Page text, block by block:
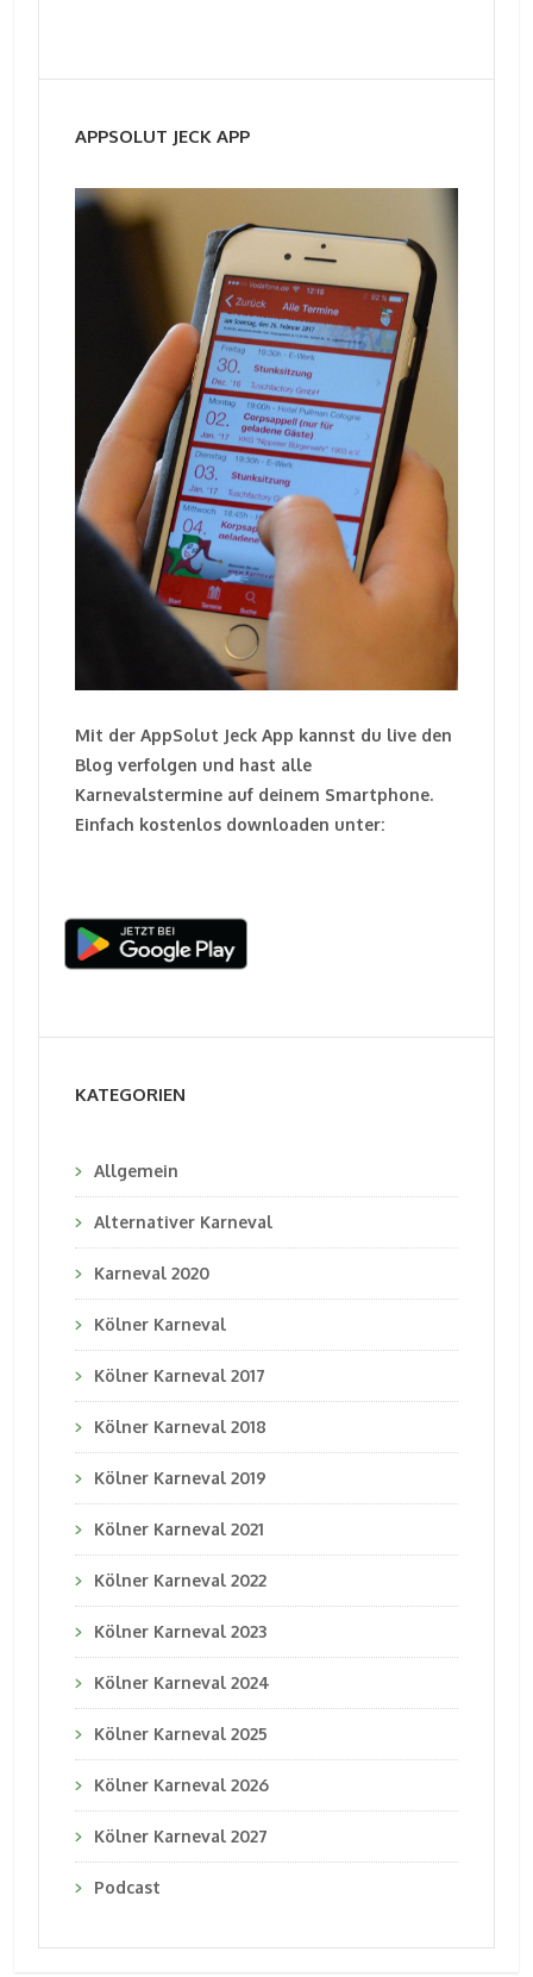
APPSOLUT JECK APP
Mit der AppSolut Jeck App kannst du live den
Blog verfolgen und hast alle
Karnevalstermine auf deinem Smartphone.
Einfach kostenlos downloaden unter:
KATEGORIEN
Allgemein
Alternativer Karneval
Karneval 2020
Kölner Karneval
Kölner Karneval 2017
Kölner Karneval 2018
Kölner Karneval 2019
Kölner Karneval 2021
Kölner Karneval 2022
Kölner Karneval 2023
Kölner Karneval 2024
Kölner Karneval 2025
Kölner Karneval 2026
Kölner Karneval 2027
Podcast